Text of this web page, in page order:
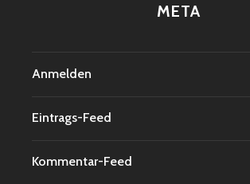
META
Anmelden
Eintrags-Feed
Kommentar-Feed